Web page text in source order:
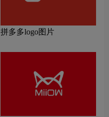
拼多多logo图片